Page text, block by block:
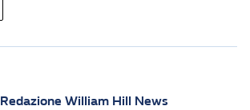
Redazione William Hill News